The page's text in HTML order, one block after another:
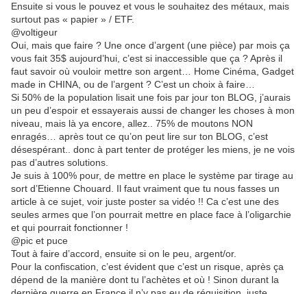
Ensuite si vous le pouvez et vous le souhaitez des métaux, mais
surtout pas « papier » / ETF.
@voltigeur
Oui, mais que faire ? Une once d’argent (une pièce) par mois ça
vous fait 35$ aujourd’hui, c’est si inaccessible que ça ? Après il
faut savoir où vouloir mettre son argent… Home Cinéma, Gadget
made in CHINA, ou de l’argent ? C’est un choix à faire…
Si 50% de la population lisait une fois par jour ton BLOG, j’aurais
un peu d’espoir et essayerais aussi de changer les choses à mon
niveau, mais là ya encore, allez.. 75% de moutons NON
enragés… après tout ce qu’on peut lire sur ton BLOG, c’est
désespérant.. donc à part tenter de protéger les miens, je ne vois
pas d’autres solutions.
Je suis à 100% pour, de mettre en place le système par tirage au
sort d’Etienne Chouard. Il faut vraiment que tu nous fasses un
article à ce sujet, voir juste poster sa vidéo !! Ca c’est une des
seules armes que l’on pourrait mettre en place face à l’oligarchie
et qui pourrait fonctionner !
@pic et puce
Tout à faire d’accord, ensuite si on le peu, argent/or.
Pour la confiscation, c’est évident que c’est un risque, après ça
dépend de la manière dont tu l’achètes et où ! Sinon durant la